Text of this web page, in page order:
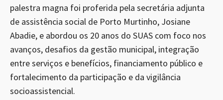
palestra magna foi proferida pela secretária adjunta
de assistência social de Porto Murtinho, Josiane
Abadie, e abordou os 20 anos do SUAS com foco nos
avanços, desafios da gestão municipal, integração
entre serviços e benefícios, financiamento público e
fortalecimento da participação e da vigilância
socioassistencial.